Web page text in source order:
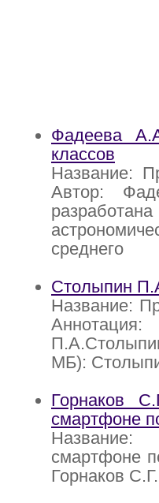
Фадеева
классов
Название:
Автор:
среднего
Столыпин
Название:
МБ):
Горнаков
смартфоне
смартфоне
Горнаков